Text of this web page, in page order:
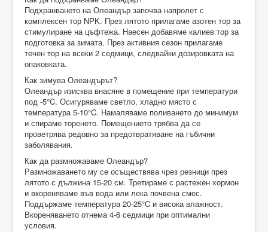
Подхранването на Олеандър започва напролет с
комплексен тор NPK. През лятото прилагаме азотен тор за
стимулиране на цъфтежа. Наесен добавяме калиев тор за
подготовка за зимата. През активния сезон прилагаме
течен тор на всеки 2 седмици, следвайки дозировката на
опаковката.
Как зимува Олеандърът?
Олеандър изисква внасяне в помещение при температури
под -5°C. Осигуряваме светло, хладно място с
температура 5-10°C. Намаляваме поливането до минимум
и спираме торенето. Помещението трябва да се
проветрява редовно за предотвратяване на гъбични
заболявания.
Как да размножаваме Олеандър?
Размножаването му се осъществява чрез резници през
лятото с дължина 15-20 см. Третираме с растежен хормон
и вкореняваме във вода или лека почвена смес.
Поддържаме температура 20-25°C и висока влажност.
Вкореняването отнема 4-6 седмици при оптимални
условия.